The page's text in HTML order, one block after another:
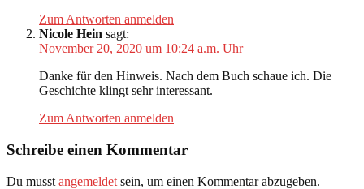
Zum Antworten anmelden
Nicole Hein sagt:
November 20, 2020 um 10:24 a.m. Uhr
Danke für den Hinweis. Nach dem Buch schaue ich. Die
Geschichte klingt sehr interessant.
Zum Antworten anmelden
Schreibe einen Kommentar
Du musst angemeldet sein, um einen Kommentar abzugeben.